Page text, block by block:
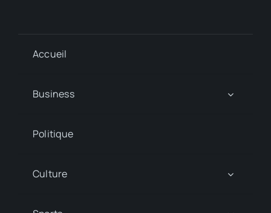
Accueil
Business
Politique
Culture